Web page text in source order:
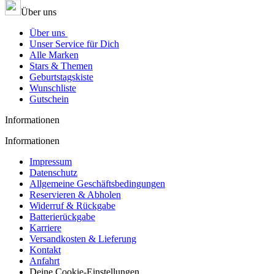
Über uns
Über uns
Unser Service für Dich
Alle Marken
Stars & Themen
Geburtstagskiste
Wunschliste
Gutschein
Informationen
Informationen
Impressum
Datenschutz
Allgemeine Geschäftsbedingungen
Reservieren & Abholen
Widerruf & Rückgabe
Batterierückgabe
Karriere
Versandkosten & Lieferung
Kontakt
Anfahrt